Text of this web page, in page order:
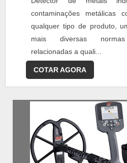
contaminações metálicas
qualquer tipo de produto,
mais diversas normas
relacionadas a quali...
COTAR AGORA